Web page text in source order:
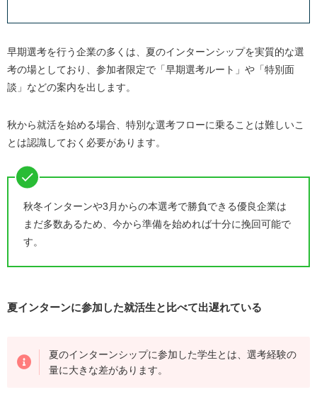
早期選考を行う企業の多くは、夏のインターンシップを実質的な選
考の場としており、参加者限定で「早期選考ルート」や「特別面
談」などの案内を出します。
秋から就活を始める場合、特別な選考フローに乗ることは難しいこ
とは認識しておく必要があります。
秋冬インターンや3月からの本選考で勝負できる優良企業は
まだ多数あるため、今から準備を始めれば十分に挽回可能で
す。
夏インターンに参加した就活生と比べて出遅れている
夏のインターンシップに参加した学生とは、選考経験の
量に大きな差があります。